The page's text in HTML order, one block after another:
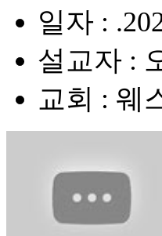
일자 :
설교자 :
교회 : 웨